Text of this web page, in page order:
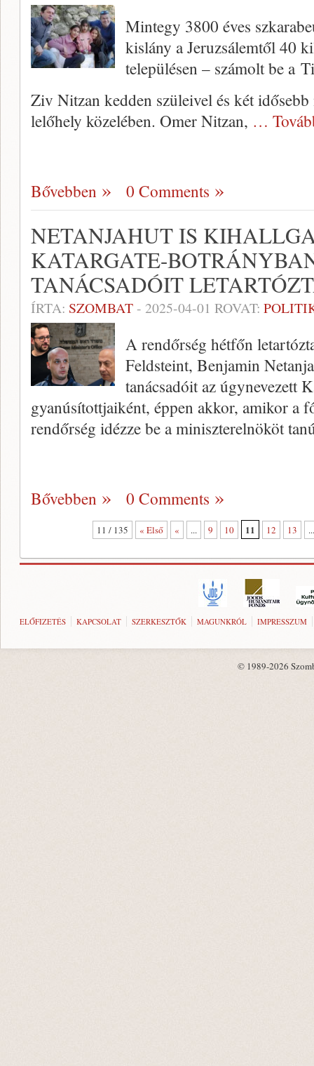
Mintegy 3800 éves
kislány a Jeruzsálemtől 40
településen – számolt be a
Ziv Nitzan kedden szüleivel és két
lelőhely közelében. Omer Nitzan, …
Bővebben 0 Comments
NETANJAHUT IS
KATARGATE-
TANÁCSADÓIT
ÍRTA: SZOMBAT- 2025-04-01 ROVAT:
A rendőrség hétfőn
Feldsteint, Benjamin
tanácsadóit az úgynevezett
gyanúsítottjaiként, éppen akkor, amikor a
rendőrség idézze be a miniszterelnököt
Bővebben 0 Comments
11 / 135 « Első « ... 9 10 11 12 13 ...
ELŐFIZETÉS KAPCSOLAT SZERKESZTŐK MAGUNKRÓL IMPRESSZUM
© 1989-2026